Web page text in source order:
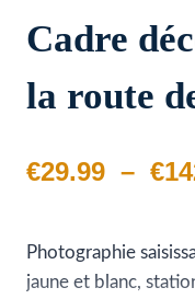
Cadre
la route
€29.99 – €
Photographie
jaune et blanc,